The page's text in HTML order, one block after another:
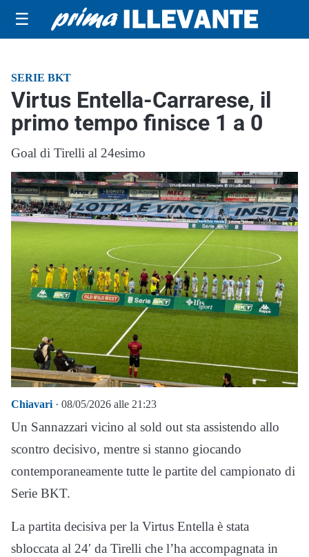
☰
SERIE BKT
Virtus Entella-Carrarese, il
primo tempo finisce 1 a 0
Goal di Tirelli al 24esimo
Chiavari · 08/05/2026 alle 21:23
Un Sannazzari vicino al sold out sta assistendo allo
scontro decisivo, mentre si stanno giocando
contemporaneamente tutte le partite del campionato di
Serie BKT.
La partita decisiva per la Virtus Entella è stata
sbloccata al 24′ da Tirelli che l’ha accompagnata in